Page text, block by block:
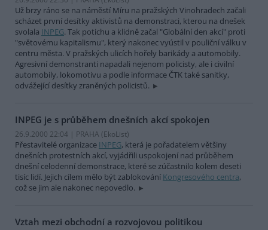
Už brzy ráno se na náměstí Míru na pražských Vinohradech začali
scházet první desítky aktivistů na demonstraci, kterou na dnešek
svolala INPEG. Tak potichu a klidně začal "Globální den akcí" proti
"světovému kapitalismu", který nakonec vyústil v pouliční válku v
centru města. V pražských ulicích hořely barikády a automobily.
Agresivní demonstranti napadali nejenom policisty, ale i civilní
automobily, lokomotivu a podle informace ČTK také sanitky,
odvážející desítky zraněných policistů.
INPEG je s průběhem dnešních akcí spokojen
26.9.2000 22:04 | PRAHA (EkoList)
Přestavitelé organizace INPEG, která je pořadatelem většiny
dnešních protestních akcí, vyjádřili uspokojení nad průběhem
dnešní celodenní demonstrace, které se zúčastnilo kolem deseti
tisíc lidí. Jejich cílem mělo být zablokování Kongresového centra,
což se jim ale nakonec nepovedlo.
Vztah mezi obchodní a rozvojovou politikou